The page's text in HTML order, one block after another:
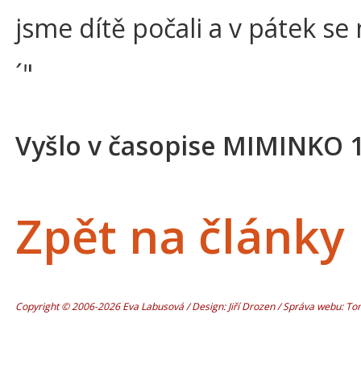
jsme dítě počali a v pátek
´"
Vyšlo v časopise MIMINKO
Zpět na články
Copyright © 2006-2026 Eva Labusová / Design: Jiří Drozen / Správa webu: